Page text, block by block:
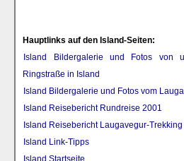
Hauptlinks auf den Island-Seiten:
Island Bildergalerie und Fotos von
Ringstraße in Island
Island Bildergalerie und Fotos vom
Island Reisebericht Rundreise 2001
Island Reisebericht Laugavegur-Trekking
Island Link-Tipps
Island Startseite